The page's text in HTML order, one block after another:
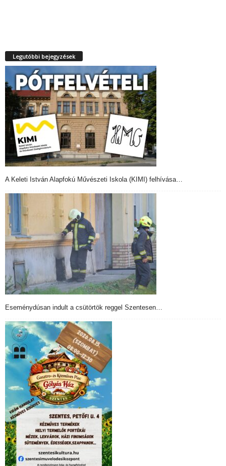
Legutóbbi bejegyzések
A Keleti István Alapfokú Művészeti Iskola (KIMI) felhívása…
Eseménydúsan indult a csütörtök reggel Szentesen…